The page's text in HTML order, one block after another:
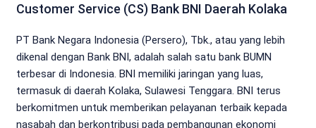
Customer Service (CS) Bank BNI Daerah Kolaka
PT Bank Negara Indonesia (Persero), Tbk., atau yang lebih
dikenal dengan Bank BNI, adalah salah satu bank BUMN
terbesar di Indonesia. BNI memiliki jaringan yang luas,
termasuk di daerah Kolaka, Sulawesi Tenggara. BNI terus
berkomitmen untuk memberikan pelayanan terbaik kepada
nasabah dan berkontribusi pada pembangunan ekonomi